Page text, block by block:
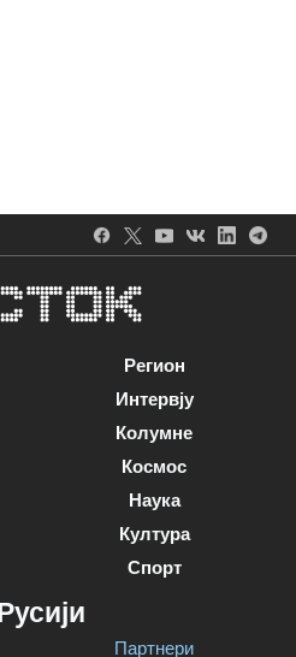
Регион
Интервју
Колумне
Космос
Наука
Култура
Спорт
Партнери